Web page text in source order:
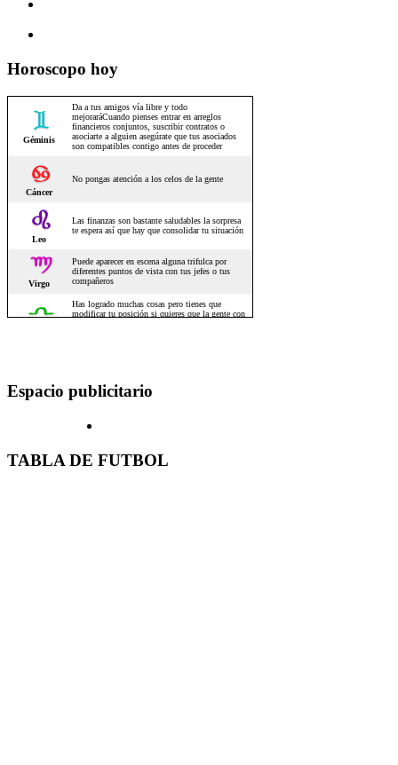
Horoscopo hoy
Espacio publicitario
TABLA DE FUTBOL